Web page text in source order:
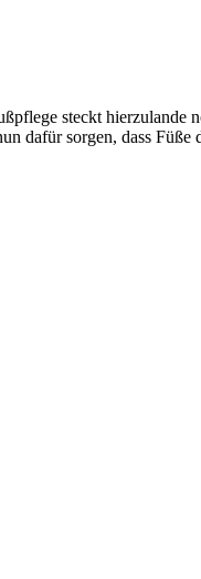
steckt
dafür sorgen, dass Füße